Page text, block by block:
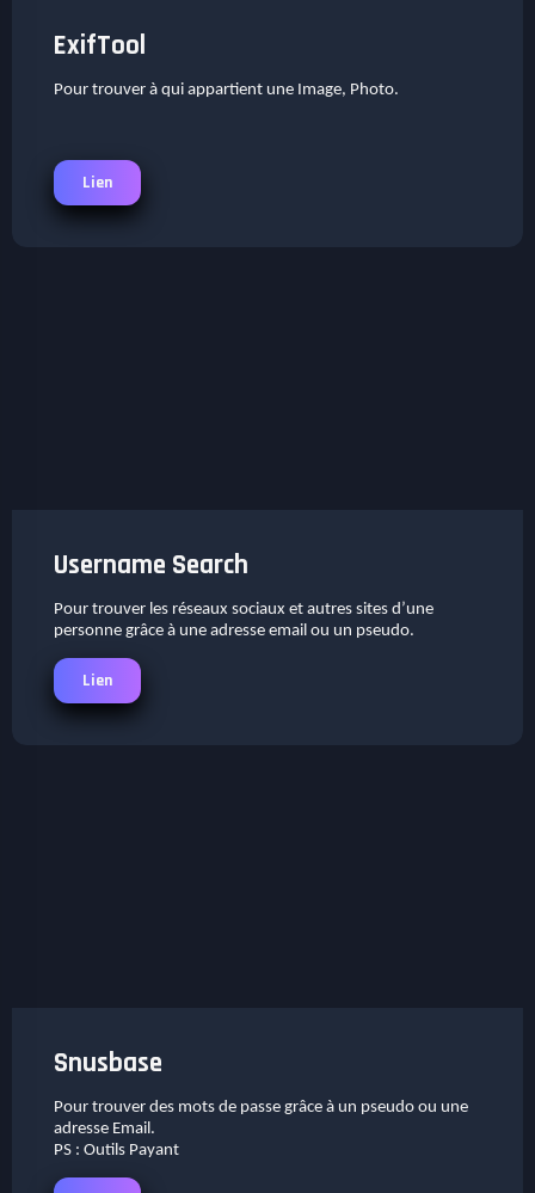
ExifTool
Pour trouver à qui appartient une Image, Photo.
Lien
Username Search
Pour trouver les réseaux sociaux et autres sites d’une
personne grâce à une adresse email ou un pseudo.
Lien
Snusbase
Pour trouver des mots de passe grâce à un pseudo ou une
adresse Email.
PS : Outils Payant